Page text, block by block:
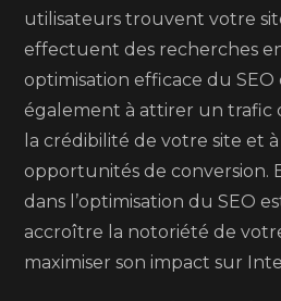
utilisateurs trouvent votre
effectuent des recherches
optimisation efficace du
également à attirer un trafic
la crédibilité de votre site et
opportunités de conversion.
dans l’optimisation du SEO
accroître la notoriété de
maximiser son impact sur